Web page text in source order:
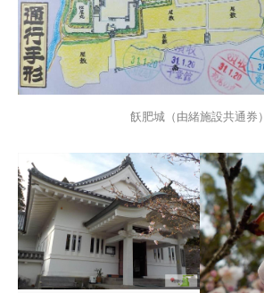
飫肥城（由緒施設共通券）